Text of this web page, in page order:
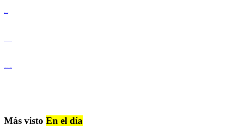
Más visto En el día